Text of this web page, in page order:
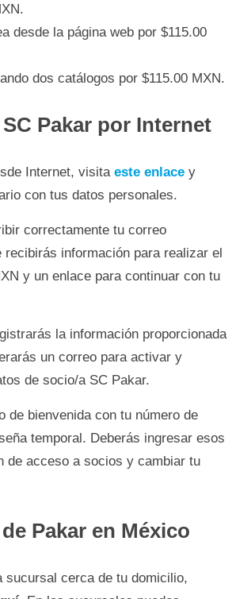
desde la página web por $115.00
dos catálogos por $115.00 MXN.
Pakar por Internet
Internet, visita este enlace y
con tus datos personales.
correctamente tu correo
recibirás información para realizar el
y un enlace para continuar con tu
la información proporcionada
un correo para activar y
de socio/a SC Pakar.
de bienvenida con tu número de
temporal. Deberás ingresar esos
de acceso a socios y cambiar tu
Pakar en México
sucursal cerca de tu domicilio,